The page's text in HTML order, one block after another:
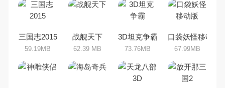
略手机游戏有哪些呢？游戏今天，
乐途下载站小编芒果味的怪咖给大
集，欢迎大家前来选择下载体验
三国志2015
59.19MB
战舰天下
62.39 MB
3D坦克争霸
73.76MB
口袋妖怪移动版
67.99MB